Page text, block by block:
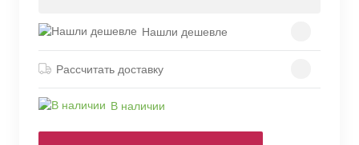
Нашли дешевле
Рассчитать доставку
В наличии